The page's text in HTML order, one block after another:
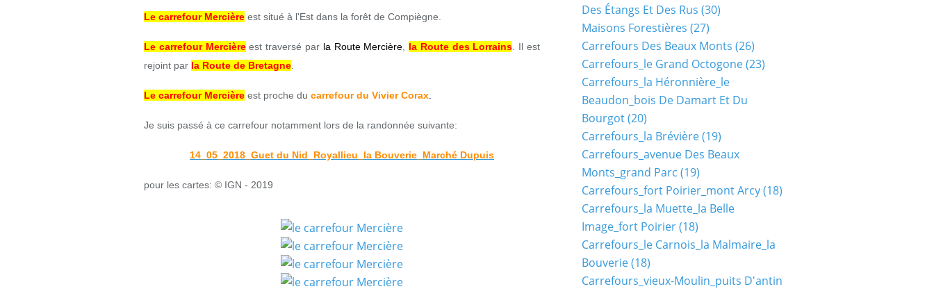
Le carrefour Mercière est situé à l'Est dans la forêt de Compiègne.
Le carrefour Mercièreest traversé par la Route Mercière la Route des Lorrains . Il est
rejoint par la Route de Bretagne
Le carrefour Mercière est proche du carrefour du Vivier Corax
Je suis passé à ce carrefour notamment lors de la randonnée suivante:
14_05_2018_Guet du Nid_Royallieu_la Bouverie_Marché Dupuis
pour les cartes: © IGN - 2019
Des Étangs Et Des Rus (30)
Maisons Forestières (27)
Carrefours Des Beaux Monts (26)
Carrefours_le Grand Octogone(23)
Carrefours_la Héronnière_le
Beaudon_bois De Damart Et Du
Bourgot(20)
Carrefours_la Brévière(19)
Carrefours_avenue Des Beaux
Monts_grand Parc (19)
Carrefours_fort Poirier_mont Arcy(18)
Carrefours_la Muette_la Belle
Image_fort Poirier(18)
Carrefours_le Carnois_la Malmaire_la
Bouverie(18)
Carrefours_vieux-Moulin_puits D'antin